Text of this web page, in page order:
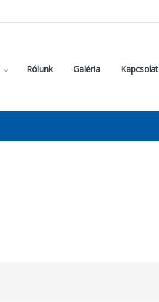
Rólunk Galéria Kapcsolat